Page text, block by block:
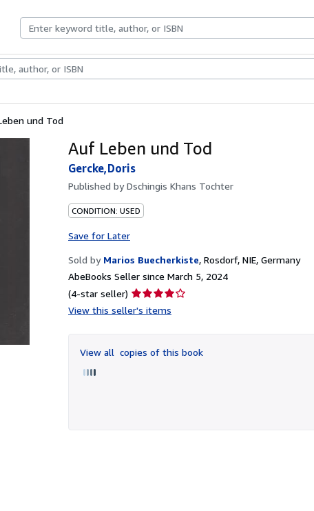
Rare BooksArt & Collectibles
und Tod
Auf Leben und Tod
Gercke,Doris
Published byDschingis Khans Tochter
CONDITION: USED
Save for Later
Sold by Marios Buecherkiste, Rosdorf, NIE, Germany
AbeBooks Seller since March 5, 2024
(4-star seller) Seller
rating
of
5
View this seller's items
View all copies of this book